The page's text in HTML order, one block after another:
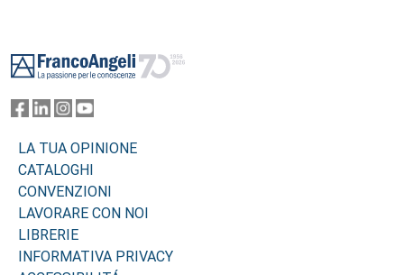
LA TUA OPINIONE
CATALOGHI
CONVENZIONI
LAVORARE CON NOI
LIBRERIE
INFORMATIVA PRIVACY